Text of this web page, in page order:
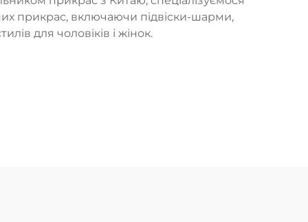
прикрас, включаючи підвіски-шарми,
для чоловіків і жінок.